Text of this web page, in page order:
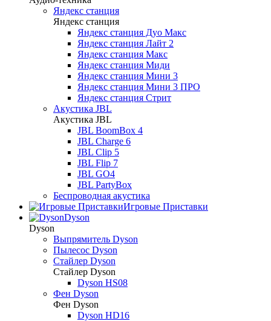
Яндекс станция
Яндекс станция
Яндекс станция Дуо Макс
Яндекс станция Лайт 2
Яндекс станция Макс
Яндекс станция Миди
Яндекс станция Мини 3
Яндекс станция Мини 3 ПРО
Яндекс станция Стрит
Акустика JBL
Акустика JBL
JBL BoomBox 4
JBL Charge 6
JBL Clip 5
JBL Flip 7
JBL GO4
JBL PartyBox
Беспроводная акустика
Игровые Приставки
Dyson
Dyson
Выпрямитель Dyson
Пылесос Dyson
Стайлер Dyson
Стайлер Dyson
Dyson HS08
Фен Dyson
Фен Dyson
Dyson HD16